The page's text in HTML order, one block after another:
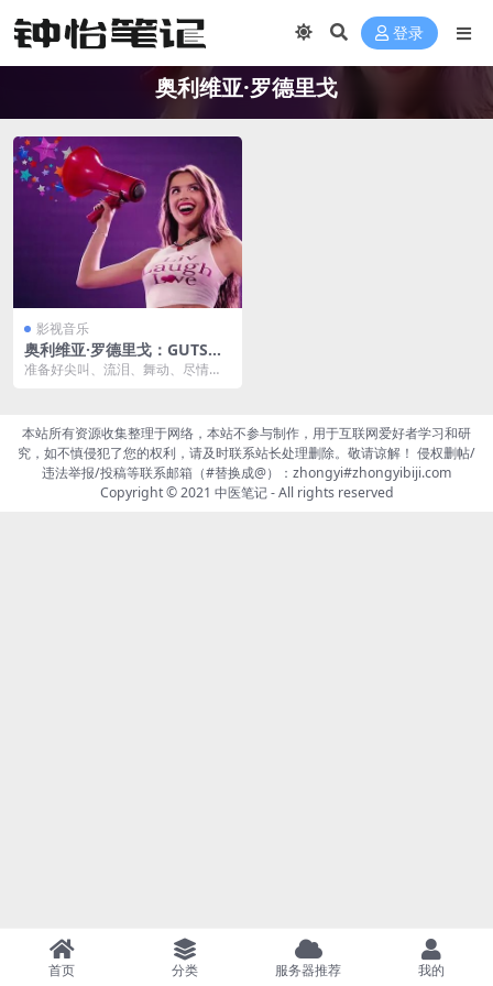
登录
奥利维亚·罗德里戈
影视音乐
奥利维亚·罗德里戈：GUTS世
界巡演 (2024)
准备好尖叫、流泪、舞动、尽情歌
本站所有资源收集整理于网络，本站不参与制作，用于互联网爱好者学习和研
究，如不慎侵犯了您的权利，请及时联系站长处理删除。敬请谅解！ 侵权删帖/
违法举报/投稿等联系邮箱（#替换成@）：zhongyi#zhongyibiji.com
Copyright © 2021 中医笔记- All rights reserved
首页 分类 服务器推荐 我的